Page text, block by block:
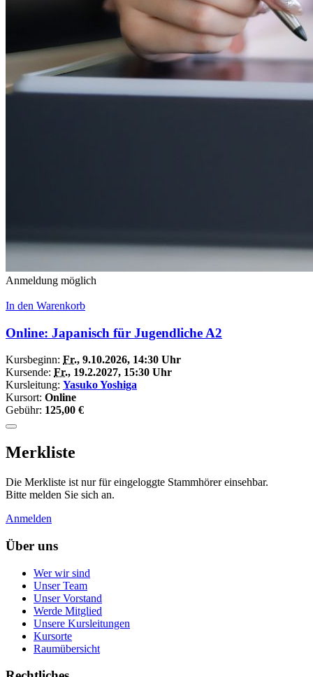
Anmeldung möglich
In den Warenkorb
Online: Japanisch für Jugendliche A2
Kursbeginn: Fr., 9.10.2026, 14:30 Uhr
Kursende: Fr., 19.2.2027, 15:30 Uhr
Kursleitung: Yasuko Yoshiga
Kursort: Online
Gebühr: 125,00 €
Merkliste
Die Merkliste ist nur für eingeloggte Stammhörer einsehbar.
Bitte melden Sie sich an.
Anmelden
Über uns
Wer wir sind
Unser Team
Unser Vorstand
Werde Mitglied
Unsere Kursleitungen
Kursorte
Raumübersicht